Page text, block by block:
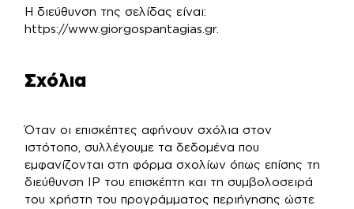
Η διεύθυνση της σελίδας είναι:
https://www.giorgospantagias.gr.
Σχόλια
Όταν οι επισκέπτες αφήνουν σχόλια στον
ιστότοπο, συλλέγουμε τα δεδομένα που
εμφανίζονται στη φόρμα σχολίων όπως επίσης τη
διεύθυνση IP του επισκέπτη και τη συμβολοσειρά
του χρήστη του προγράμματος περιήγησης ώστε